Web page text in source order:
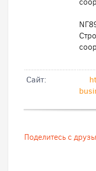
Cайт:
Поделитесь с